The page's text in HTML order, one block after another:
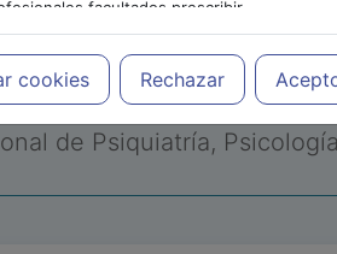
facultados prescribir
cada caso concreto, el tratamiento más
del paciente.
cookies Rechazar
de Psiquiatría,